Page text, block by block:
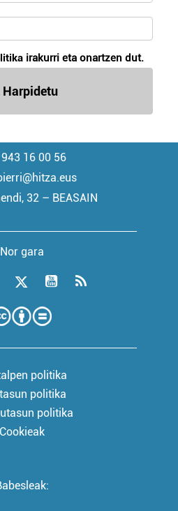
irakurri eta onartzen dut.
Harpidetu
943 16 00 56
32 – BEASAIN
Nor gara
politika
politika
politika
Cookieak